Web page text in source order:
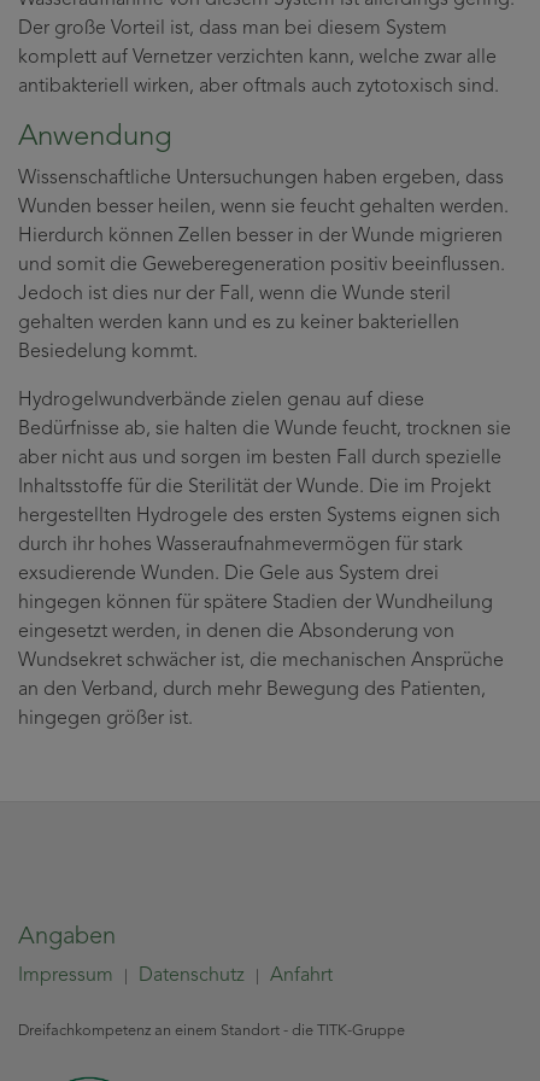
Der große Vorteil ist, dass man bei diesem System
komplett auf Vernetzer verzichten kann, welche zwar alle
antibakteriell wirken, aber oftmals auch zytotoxisch sind.
Anwendung
Wissenschaftliche Untersuchungen haben ergeben, dass
Wunden besser heilen, wenn sie feucht gehalten werden.
Hierdurch können Zellen besser in der Wunde migrieren
und somit die Geweberegeneration positiv beeinflussen.
Jedoch ist dies nur der Fall, wenn die Wunde steril
gehalten werden kann und es zu keiner bakteriellen
Besiedelung kommt.
Hydrogelwundverbände zielen genau auf diese
Bedürfnisse ab, sie halten die Wunde feucht, trocknen sie
aber nicht aus und sorgen im besten Fall durch spezielle
Inhaltsstoffe für die Sterilität der Wunde. Die im Projekt
hergestellten Hydrogele des ersten Systems eignen sich
durch ihr hohes Wasseraufnahmevermögen für stark
exsudierende Wunden. Die Gele aus System drei
hingegen können für spätere Stadien der Wundheilung
eingesetzt werden, in denen die Absonderung von
Wundsekret schwächer ist, die mechanischen Ansprüche
an den Verband, durch mehr Bewegung des Patienten,
hingegen größer ist.
Angaben
Impressum Datenschutz Anfahrt
Dreifachkompetenz an einem Standort - die TITK-Gruppe